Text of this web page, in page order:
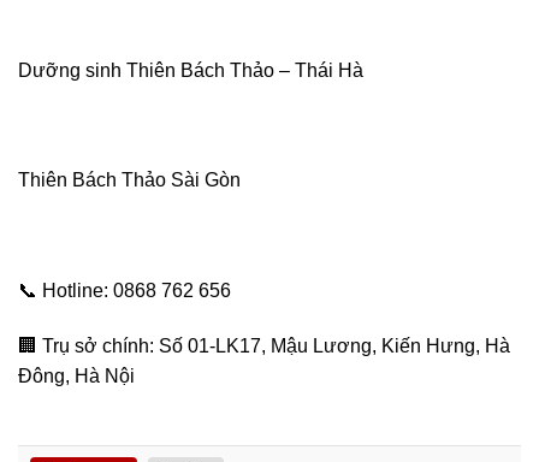
Dưỡng sinh Thiên Bách Thảo – Thái Hà
Thiên Bách Thảo Sài Gòn
📞 Hotline: 0868 762 656
🏢 Trụ sở chính: Số 01-LK17, Mậu Lương, Kiến Hưng, Hà
Đông, Hà Nội